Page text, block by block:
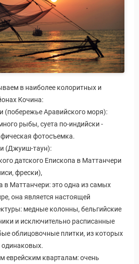
в наиболее колоритных и
Кочина:
(побережье Аравийского моря):
рыбы, суета по-индийски -
фотосъемка.
(Джуиш-таун):
датского Епископа в Маттанчери
фрески),
в Маттанчери: это одна из самых
она является настоящей
медные колонны, бельгийские
и исключительно расписанные
облицовочные плитки, из которых
одинаковых.
еврейским кварталам: очень